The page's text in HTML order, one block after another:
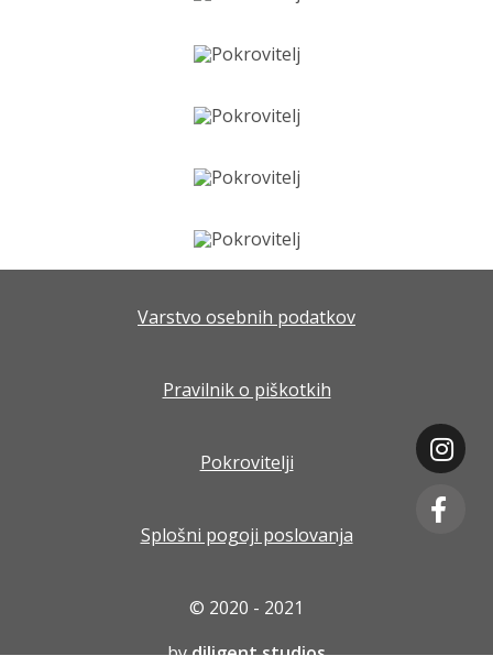
Varstvo osebnih podatkov
Pravilnik o piškotkih
Pokrovitelji
Splošni pogoji poslovanja
© 2020 - 2021